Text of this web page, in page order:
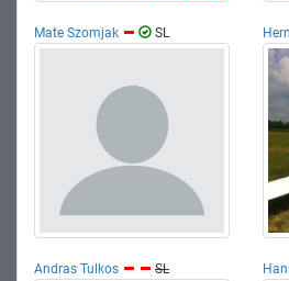
Mate Szomjak SL
Andras Tulkos SL